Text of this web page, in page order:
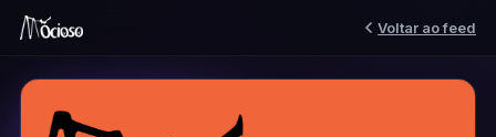
Voltar ao feed